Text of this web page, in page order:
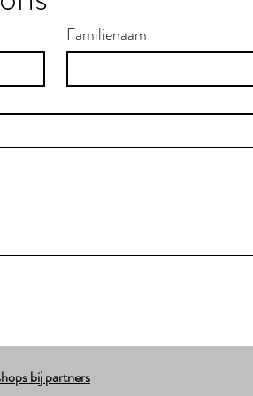
Familienaam
bij partners